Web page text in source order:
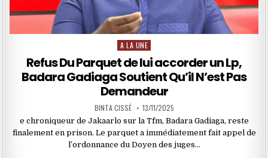
Posted
in
A LA UNE
Refus Du Parquet de lui accorder un Lp,
Badara Gadiaga Soutient Qu’il N’est Pas
Demandeur
BINTA CISSÉ 13/11/2025
e chroniqueur de Jakaarlo sur la Tfm, Badara Gadiaga, reste
finalement en prison. Le parquet a immédiatement fait appel de
l’ordonnance du Doyen des juges…